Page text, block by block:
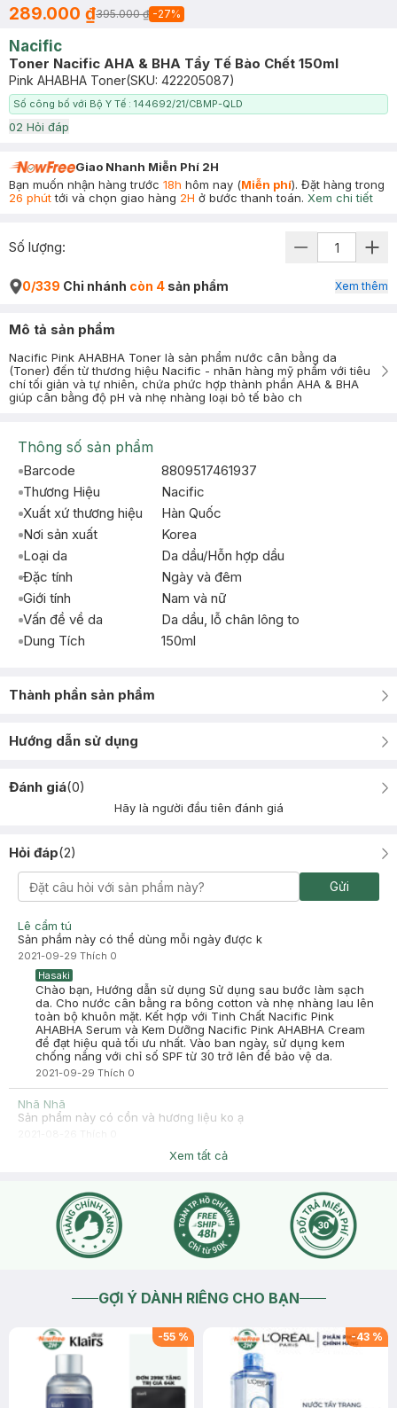
289.000 ₫395.000 ₫ -27%
Nacific
Toner Nacific AHA & BHA Tẩy Tế Bào Chết 150ml
Pink AHABHA Toner(SKU: 422205087)
Số công bố với Bộ Y Tế : 144692/21/CBMP-QLD
02 Hỏi đáp
Giao Nhanh Miễn Phí 2H
Bạn muốn nhận hàng trước 18h hôm nay (Miễn phí). Đặt hàng trong
26 phúttới và chọn giao hàng 2H ở bước thanh toán. Xem chi tiết
Số lượng:
0/339 Chi nhánh còn 4 sản phẩm Xem thêm
Mô tả sản phẩm
Nacific Pink AHABHA Toner là sản phẩm nước cân bằng da
(Toner) đến từ thương hiệu Nacific - nhãn hàng mỹ phẩm với tiêu
chí tối giản và tự nhiên, chứa phức hợp thành phần AHA & BHA
giúp cân bằng độ pH và nhẹ nhàng loại bỏ tế bào ch
Thông số sản phẩm
Barcode
8809517461937
Thương Hiệu
Nacific
Xuất xứ thương hiệu
Hàn Quốc
Nơi sản xuất
Korea
Loại da
Da dầu/Hỗn hợp dầu
Đặc tính
Ngày và đêm
Giới tính
Nam và nữ
Vấn đề về da
Da dầu, lỗ chân lông to
Dung Tích
150ml
Thành phần sản phẩm
Hướng dẫn sử dụng
Đánh giá(0)
Hãy là người đầu tiên đánh giá
Hỏi đáp(2)
Gửi
Lê cẩm tú
Sản phầm này có thể dùng mỗi ngày được k
2021-09-29 Thích 0
Hasaki
Chào bạn, Hướng dẫn sử dụng Sử dụng sau bước làm sạch
da. Cho nước cân bằng ra bông cotton và nhẹ nhàng lau lên
toàn bộ khuôn mặt. Kết hợp với Tinh Chất Nacific Pink
AHABHA Serum và Kem Dưỡng Nacific Pink AHABHA Cream
để đạt hiệu quả tối ưu nhất. Vào ban ngày, sử dụng kem
chống nắng với chỉ số SPF từ 30 trở lên để bảo vệ da.
2021-09-29 Thích 0
Nhã Nhã
Sản phẩm này có cồn và hương liệu ko ạ
Xem tất cả
GỢI Ý DÀNH RIÊNG CHO BẠN
-55 % -43 %